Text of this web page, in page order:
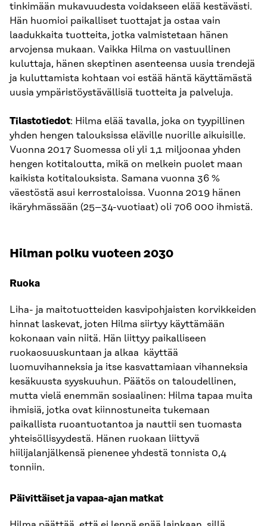
tinkimään mukavuudesta voidakseen elää kestävästi.
Hän huomioi paikalliset tuottajat ja ostaa vain
laadukkaita tuotteita, jotka valmistetaan hänen
arvojensa mukaan. Vaikka Hilma on vastuullinen
kuluttaja, hänen skeptinen asenteensa uusia trendejä
ja kuluttamista kohtaan voi estää häntä käyttämästä
uusia ympäristöystävällisiä tuotteita ja palveluja.
Tilastotiedot: Hilma elää tavalla, joka on tyypillinen
yhden hengen talouksissa eläville nuorille aikuisille.
Vuonna 2017 Suomessa oli yli 1,1 miljoonaa yhden
hengen kotitaloutta, mikä on melkein puolet maan
kaikista kotitalouksista. Samana vuonna 36 %
väestöstä asui kerrostaloissa. Vuonna 2019 hänen
ikäryhmässään (25–34-vuotiaat) oli 706 000 ihmistä.
Hilman polku vuoteen 2030
Ruoka
Liha- ja maitotuotteiden kasvipohjaisten korvikkeiden
hinnat laskevat, joten Hilma siirtyy käyttämään
kokonaan vain niitä. Hän liittyy paikalliseen
ruokaosuuskuntaan ja alkaa käyttää
luomuvihanneksia ja itse kasvattamiaan vihanneksia
kesäkuusta syyskuuhun. Päätös on taloudellinen,
mutta vielä enemmän sosiaalinen: Hilma tapaa muita
ihmisiä, jotka ovat kiinnostuneita tukemaan
paikallista ruoantuotantoa ja nauttii sen tuomasta
yhteisöllisyydestä. Hänen ruokaan liittyvä
hiilijalanjälkensä pienenee yhdestä tonnista 0,4
tonniin.
Päivittäiset ja vapaa-ajan matkat